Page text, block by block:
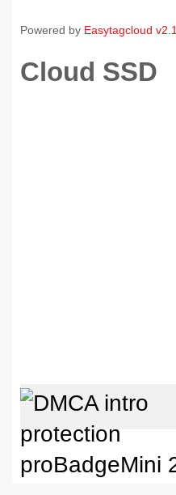
Powered by Easytagcloud v2.1
Cloud SSD